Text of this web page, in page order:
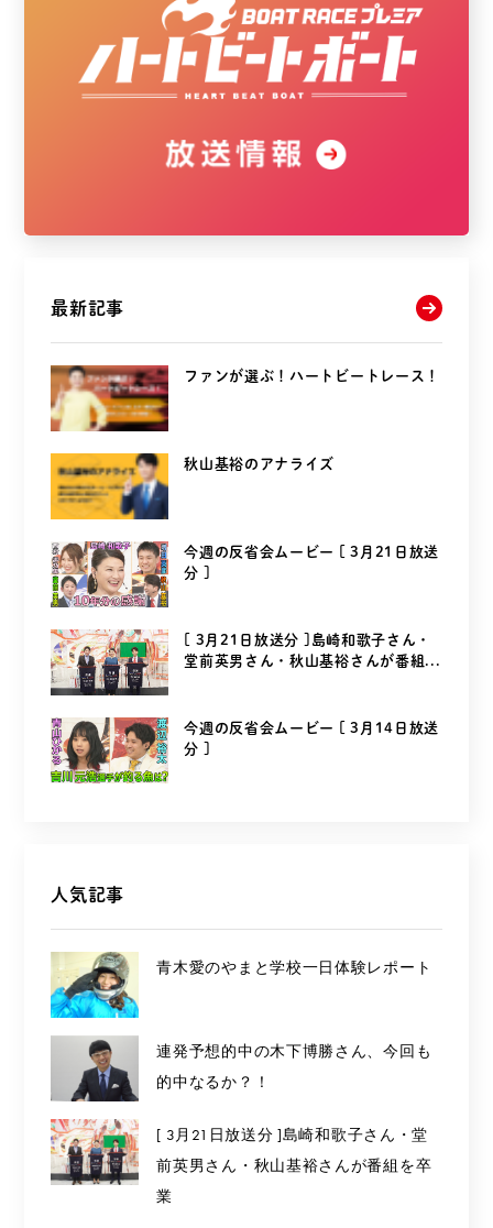
最新記事
ファンが選ぶ！ハートビートレース！
秋山基裕のアナライズ
今週の反省会ムービー [ 3月21日放送
分 ]
[ 3月21日放送分 ]島崎和歌子さん・
堂前英男さん・秋山基裕さんが番組...
今週の反省会ムービー [ 3月14日放送
分 ]
人気記事
青木愛のやまと学校一日体験レポート
連発予想的中の木下博勝さん、今回も
的中なるか？！
[ 3月21日放送分 ]島崎和歌子さん・堂
前英男さん・秋山基裕さんが番組を卒
業